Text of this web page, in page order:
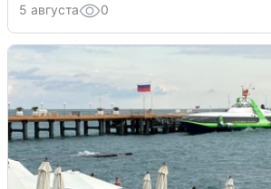
5 августа 0